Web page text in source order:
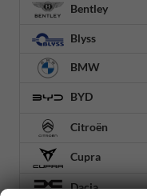
Bentley
Blyss
BMW
BYD
Citroën
Cupra
Dacia